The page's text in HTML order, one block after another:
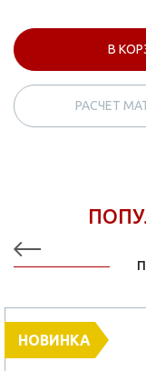
В
РАСЧЕТ
НОВИНКА